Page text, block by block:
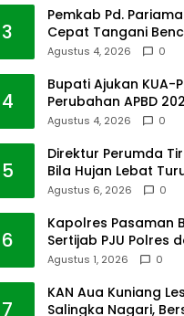
3
Pemkab Pd.
Cepat Tangani
Cuaca Ekstrem
Agustus 4, 2026 0
4
Bupati Ajukan KUA-
Perubahan APBD
Pendapatan Pasbar
Agustus 4, 2026 0
5
Direktur Perumda
Bila Hujan Lebat
Dimatikan, Tak Bisa
Agustus 6, 2026 0
6
Kapolres Pasaman
Sertijab PJU Polres
Sungai Beremas
Agustus 1, 2026 0
7
KAN Aua Kuniang
Salingka Nagari,